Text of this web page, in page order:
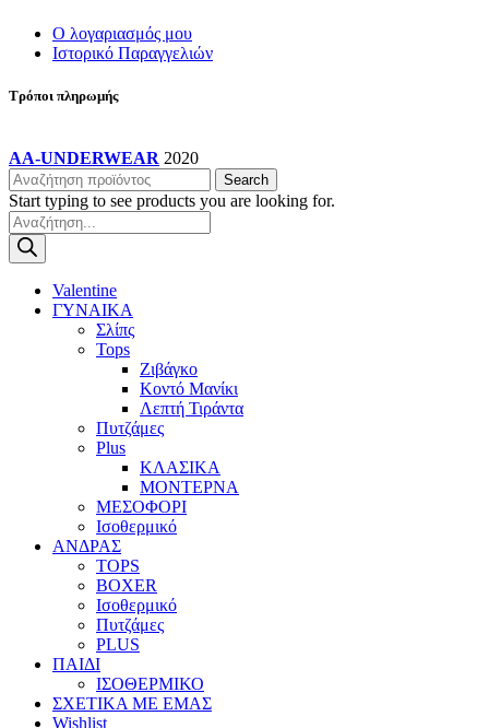
Ο λογαριασμός μου
Ιστορικό Παραγγελιών
Τρόποι πληρωμής
AA-UNDERWEAR 2020
Search
Start typing to see products you are looking for.
Products
search
Valentine
ΓΥΝΑΙΚΑ
Σλίπς
Tops
Ζιβάγκο
Κοντό Μανίκι
Λεπτή Τιράντα
Πυτζάμες
Plus
ΚΛΑΣΙΚΑ
ΜΟΝΤΕΡΝΑ
ΜΕΣΟΦΟΡΙ
Ισοθερμικό
ΑΝΔΡΑΣ
TOPS
BOXER
Ισοθερμικό
Πυτζάμες
PLUS
ΠΑΙΔΙ
ΙΣΟΘΕΡΜΙΚΟ
ΣΧΕΤΙΚΑ ΜΕ ΕΜΑΣ
Wishlist